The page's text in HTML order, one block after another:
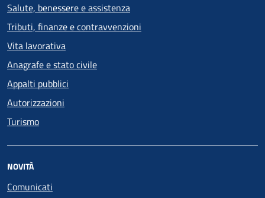
Salute, benessere e assistenza
Tributi, finanze e contravvenzioni
Vita lavorativa
Anagrafe e stato civile
Appalti pubblici
Autorizzazioni
Turismo
NOVITÀ
Comunicati